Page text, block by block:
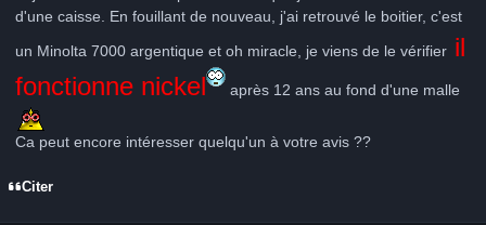
d'une caisse. En fouillant de nouveau, j'ai retrouvé le boitier, c'est
un Minolta 7000 argentique et oh miracle, je viens de le vérifier il
fonctionne nickel
après 12 ans au fond d'une malle
Ca peut encore intéresser quelqu'un à votre avis ??
Citer